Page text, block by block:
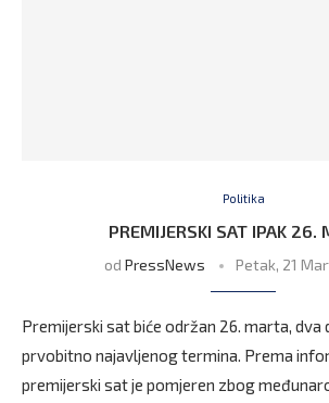
Politika
PREMIJERSKI SAT IPAK 26.
od PressNews Petak, 21
Premijerski sat biće održan 26. marta, dva
prvobitno najavljenog termina. Prema
premijerski sat je pomjeren zbog